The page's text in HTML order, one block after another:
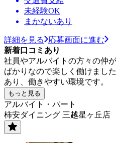
未経験OK
まかないあり
詳細を見る
応募画面に進む
新着口コミあり
社員やアルバイトの方々の仲
ばかりなので楽しく働けまし
あり、働きやすい環境です。
もっと見る
アルバイト・パート
柿安ダイニング 三越星ヶ丘店